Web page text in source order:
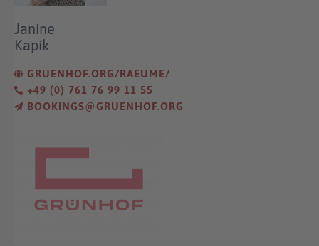
Janine
Kapik
GRUENHOF.ORG/RAEUME/
+49 (0) 761 76 99 11 55
BOOKINGS@GRUENHOF.ORG